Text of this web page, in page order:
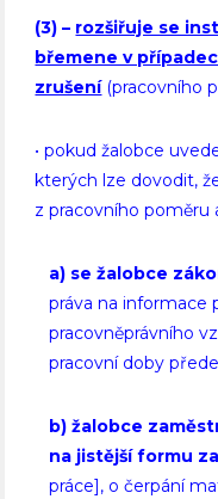
(3) – rozšiřuje se
břemene v
zrušení(pracovního
• pokud žalobce
kterých lze dovodit,
z pracovního poměru
a) se žalobce
práva na informace
pracovněprávního
pracovní doby
b) žalobce
na jistější formu
práce], o čerpání